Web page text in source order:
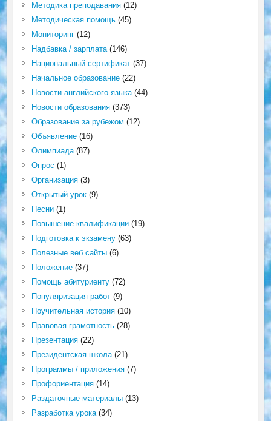
Методика преподавания(12)
Методическая помощь(45)
Мониторинг(12)
Надбавка / зарплата(146)
Национальный сертификат(37)
Начальное образование(22)
Новости английского языка(44)
Новости образования(373)
Образование за рубежом (12)
Объявление(16)
Олимпиада(87)
Опрос (1)
Организация(3)
Открытый урок(9)
Песни(1)
Повышение квалификации(19)
Подготовка к экзамену(63)
Полезные веб сайты(6)
Положение(37)
Помощь абитуриенту(72)
Популяризация работ(9)
Поучительная история(10)
Правовая грамотность(28)
Презентация(22)
Президентская школа(21)
Программы / приложения(7)
Профориентация(14)
Раздаточные материалы(13)
Разработка урока(34)